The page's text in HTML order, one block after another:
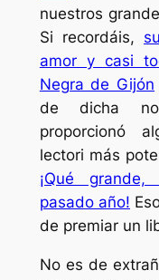
nuestros
Si recordáis,
amor y casi
Negra de Gijón
de dicha
proporcionó
lectori más
¡Qué
pasado año!
de premiar un
No es de